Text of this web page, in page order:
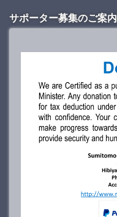
サポーター募集のご案内